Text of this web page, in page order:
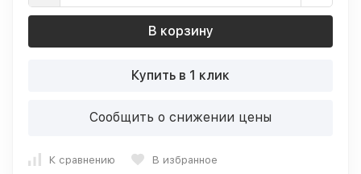
В корзину
Купить в 1 клик
Сообщить о снижении цены
К сравнению В избранное